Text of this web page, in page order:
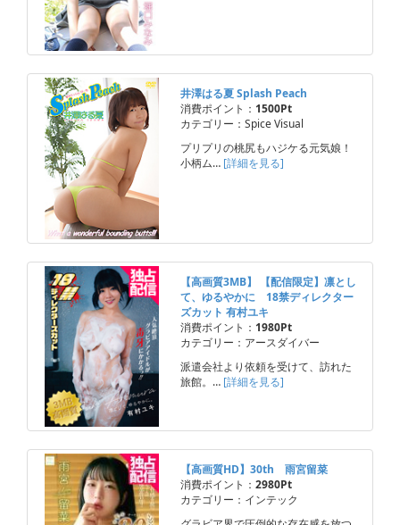
井澤はる夏 Splash Peach
消費ポイント： 1500Pt
カテゴリー：Spice Visual
プリプリの桃尻もハジケる元気娘！
小柄ム… [詳細を見る]
【高画質3MB】 【配信限定】凛とし
て、ゆるやかに 18禁ディレクター
ズカット 有村ユキ
消費ポイント： 1980Pt
カテゴリー：アースダイバー
派遣会社より依頼を受けて、訪れた
旅館。… [詳細を見る]
【高画質HD】30th 雨宮留菜
消費ポイント： 2980Pt
カテゴリー：インテック